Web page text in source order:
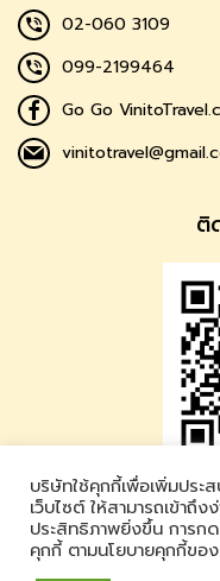
บริษัทใช้คุกกี้เพื่อเพิ่มประ
เว็บไซต์ ให้สามารถเข้าถึ
ประสิทธิภาพยิ่งขึ้น การก
คุกกี้ ตามนโยบายคุกกี้ขอ
02-060 3109
099-2199464
Go Go
ติ